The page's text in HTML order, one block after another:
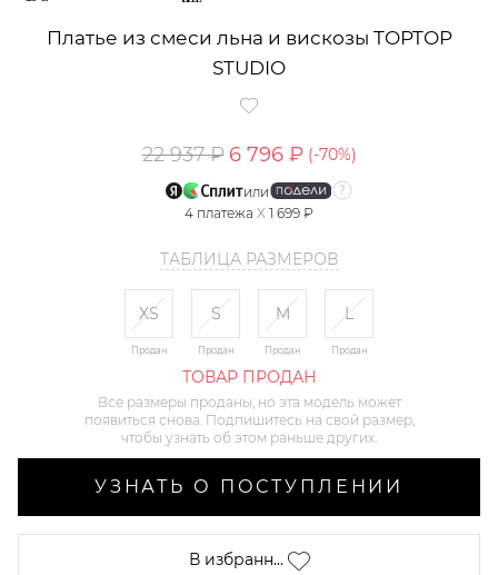
Платье из смеси льна и вискозы TOPTOP
STUDIO
22 937 ₽ 6 796 ₽ (-70%)
или
4 платежа X 1 699 ₽
ТАБЛИЦА РАЗМЕРОВ
XS
Продан
S
Продан
M
Продан
L
Продан
ТОВАР ПРОДАН
Все размеры проданы, но эта модель может
появиться снова. Подпишитесь на свой размер,
чтобы узнать об этом раньше других.
УЗНАТЬ О ПОСТУПЛЕНИИ
В избранн...